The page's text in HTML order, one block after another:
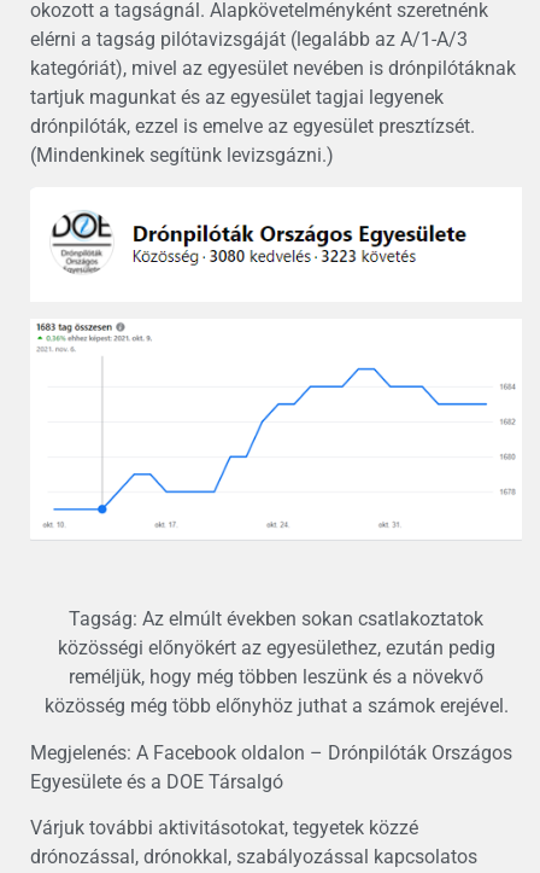
okozott a tagságnál. Alapkövetelményként szeretnénk
elérni a tagság pilótavizsgáját (legalább az A/1-A/3
kategóriát), mivel az egyesület nevében is drónpilótáknak
tartjuk magunkat és az egyesület tagjai legyenek
drónpilóták, ezzel is emelve az egyesület presztízsét.
(Mindenkinek segítünk levizsgázni.)
Tagság: Az elmúlt években sokan csatlakoztatok
közösségi előnyökért az egyesülethez, ezután pedig
reméljük, hogy még többen leszünk és a növekvő
közösség még több előnyhöz juthat a számok erejével.
Megjelenés: A Facebook oldalon – Drónpilóták Országos
Egyesülete és a DOE Társalgó
Várjuk további aktivitásotokat, tegyetek közzé
drónozással, drónokkal, szabályozással kapcsolatos